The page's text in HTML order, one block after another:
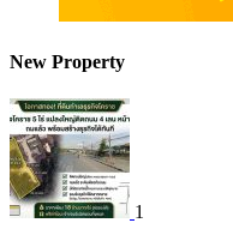
New Property
1